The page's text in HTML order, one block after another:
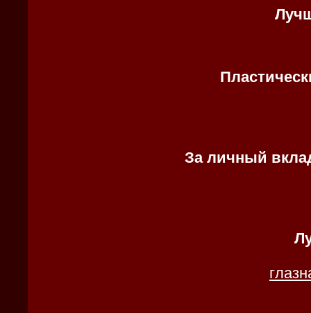
За личный